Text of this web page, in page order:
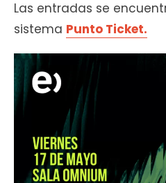
Las entradas se
sistema Punto Ticket.